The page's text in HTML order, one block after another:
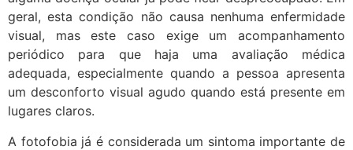
geral, esta condição não causa nenhuma enfermidade
visual, mas este caso exige um acompanhamento
periódico para que haja uma avaliação médica
adequada, especialmente quando a pessoa apresenta
um desconforto visual agudo quando está presente em
lugares claros.
A fotofobia já é considerada um sintoma importante de